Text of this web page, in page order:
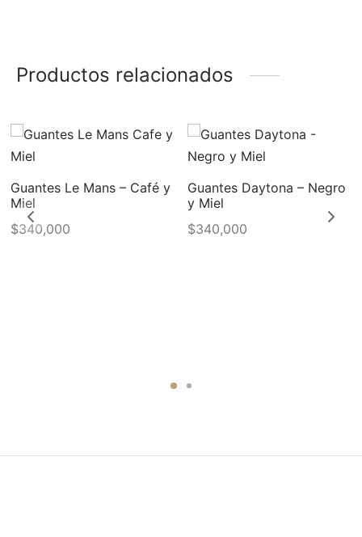
Productos relacionados
Guantes Le Mans – Café y
Miel
$340,000
Guantes Daytona – Negro
y Miel
$340,000